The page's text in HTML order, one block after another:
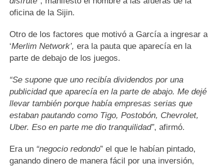
oficina de la Sijin.
Otro de los factores que motivó a García a ingresar a
‘Merlim Network’, era la pauta que aparecía en la
parte de debajo de los juegos.
“Se supone que uno recibía dividendos por una
publicidad que aparecía en la parte de abajo. Me dejé
llevar también porque había empresas serias que
estaban pautando como Tigo, Postobón, Chevrolet,
Uber. Eso en parte me dio tranquilidad”, afirmó.
Era un “negocio redondo” el que le habían pintado,
ganando dinero de manera fácil por una inversión,